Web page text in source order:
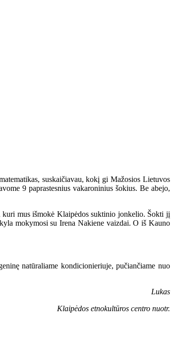
suskaičiavau, kokį gi Mažosios Lietuvos
9 paprastesnius vakaroninius šokius. Be abejo,
mus išmokė Klaipėdos suktinio jonkelio. Šokti jį
mokymosi su Irena Nakiene vaizdai. O iš Kauno
natūraliame kondicionieriuje, pučiančiame nuo
Lukas
Klaipėdos etnokultūros centro nuotr.